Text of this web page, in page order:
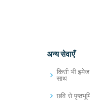
अन्य सेवाएँ
किसी भी
साथ
छवि से